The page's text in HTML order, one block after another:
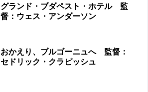
グランド・ブダペスト・ホテル 監
督：ウェス・アンダーソン
おかえり、ブルゴーニュへ 監督：
セドリック・クラピッシュ